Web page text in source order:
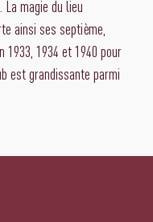
magie du lieu
ainsi ses septième,
1933, 1934 et 1940 pour
est grandissante parmi